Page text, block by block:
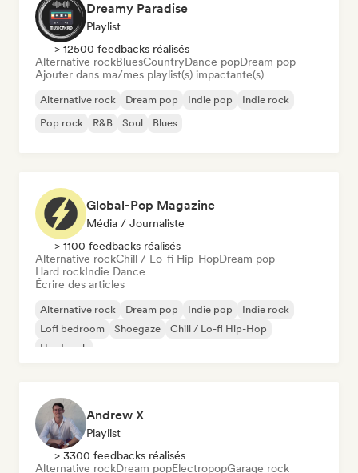
Dreamy Paradise
Playlist
> 12500 feedbacks réalisés
Alternative rockBluesCountryDance popDream pop
Ajouter dans ma/mes playlist(s) impactante(s)
Alternative rock Dream pop Indie pop
Indie rock
Pop rock
R&B Soul Blues
Global-Pop Magazine
Média / Journaliste
> 1100 feedbacks réalisés
Alternative rockChill / Lo-fi Hip-HopDream pop
Hard rockIndie Dance
Écrire des articles
Alternative rock Dream pop Indie pop
Indie rock
Lofi bedroom
Shoegaze
Chill / Lo-fi Hip-Hop
Hard rock
Andrew X
Playlist
> 3300 feedbacks réalisés
Alternative rockDream popElectropopGarage rock